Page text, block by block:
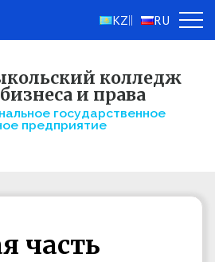
KZ RU
колледж
и права
государственное
предприятие
часть